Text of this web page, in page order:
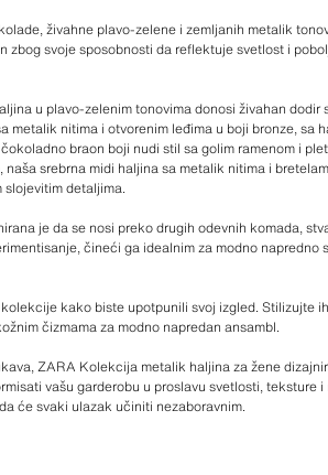
živahne plavo-zelene i zemljanih metalik
svoje sposobnosti da reflektuje svetlost i
u plavo-zelenim tonovima donosi živahan dodir
nitima i otvorenim leđima u boji bronze, sa
braon boji nudi stil sa golim ramenom i
srebrna midi haljina sa metalik nitima i
slojevitim detaljima.
je da se nosi preko drugih odevnih komada,
čineći ga idealnim za modno napredno
kako biste upotpunili svoj izgled. Stilizujte
čizmama za modno napredan ansambl.
ZARA Kolekcija metalik haljina za žene
vašu garderobu u proslavu svetlosti, teksture
će svaki ulazak učiniti nezaboravnim.